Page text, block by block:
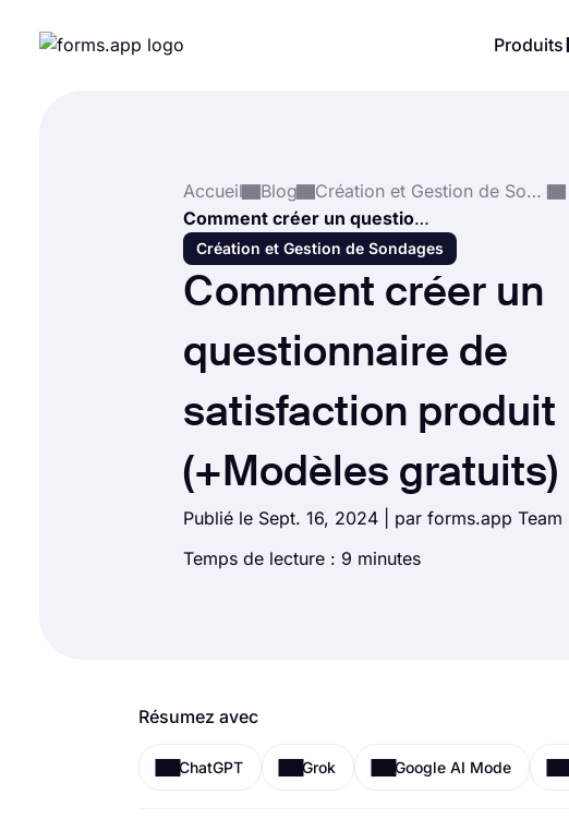
Produits
Accueil Blog
Création et Gestion de Sondages
Comment créer un questionnaire de satisfaction produit (+Modèles gratuits)
Création et Gestion de Sondages
Comment créer un
questionnaire de
satisfaction produit
(+Modèles gratuits)
Publié le Sept. 16, 2024 | par forms.app Team
Temps de lecture : 9 minutes
Résumez avec
ChatGPT Grok Google AI Mode